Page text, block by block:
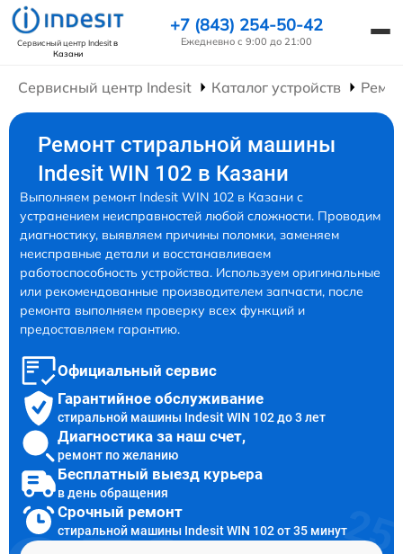
Сервисный центр Indesitв
Казани
+7 (843) 254-50-42
Ежедневно с 9:00 до 21:00
Сервисный центр Indesit Каталог устройств
Ремонт стиральной машины
Indesit WIN 102 в Казани
Выполняем ремонт Indesit WIN 102 в Казани с
устранением неисправностей любой сложности. Проводим
диагностику, выявляем причины поломки, заменяем
неисправные детали и восстанавливаем
работоспособность устройства. Используем оригинальные
или рекомендованные производителем запчасти, после
ремонта выполняем проверку всех функций и
предоставляем гарантию.
Официальный сервис
Гарантийное обслуживание
стиральной машины Indesit WIN 102 до 3 лет
Диагностика за наш счет,
ремонт по желанию
Бесплатный выезд курьера
в день обращения
Срочный ремонт
стиральной машины Indesit WIN 102 от 35 минут